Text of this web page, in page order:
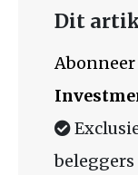
Dit
beleggers